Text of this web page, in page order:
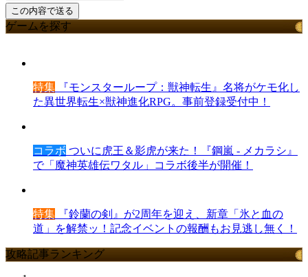
ゲームを探す
特集 『モンスターループ：獣神転生』名将がケモ化し
た異世界転生×獣神進化RPG。事前登録受付中！
コラボ ついに虎王＆影虎が来た！『鋼嵐 - メカラシ』
で「魔神英雄伝ワタル」コラボ後半が開催！
特集 『鈴蘭の剣』が2周年を迎え、新章「氷と血の
道」を解禁ッ！記念イベントの報酬もお見逃し無く！
攻略記事ランキング